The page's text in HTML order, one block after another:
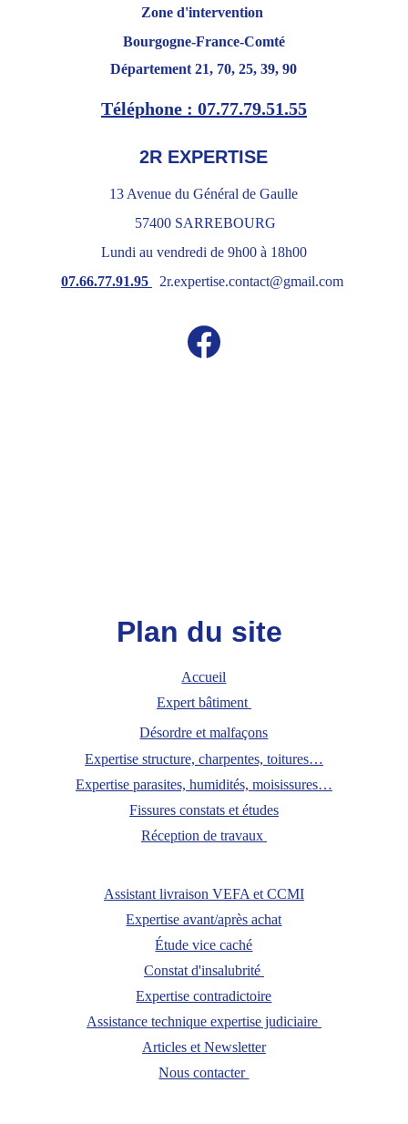
Zone d'intervention
Bourgogne-France-Comté
Département 21, 70, 25, 39, 90
Téléphone : 07.77.79.51.55
2R EXPERTISE
Accueil
Expert bâtiment
Désordre et malfaçons
Expertise structure, charpentes, toitures…
Expertise parasites, humidités, moisissures…
Fissures constats et études
Réception de travaux
13 Avenue du Général de Gaulle
57400 SARREBOURG
Lundi au vendredi de 9h00 à 18h00
07.66.77.91.95
2r.expertise.contact@gmail.com
Plan du site
Assistant livraison VEFA et CCMI
Expertise avant/après achat
Étude vice caché
Constat d'insalubrité
Expertise contradictoire
Assistance technique expertise judiciaire
Articles et Newsletter
Nous contacter